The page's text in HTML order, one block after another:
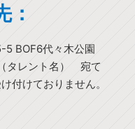
：
5 BOF6代々木公園
レント名） 宛て
付けておりません。